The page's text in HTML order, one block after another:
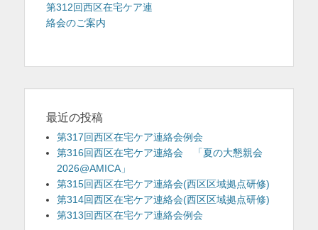
稿
ナ
シ
ョ
ン
の
投
第312回西区在宅ケア連
絡会のご案内
最近の投稿
第317回西区在宅ケア連絡会例会
第316回西区在宅ケア連絡会 「夏の大懇親会
2026@AMICA」
第315回西区在宅ケア連絡会(西区区域拠点研修)
第314回西区在宅ケア連絡会(西区区域拠点研修)
第313回西区在宅ケア連絡会例会